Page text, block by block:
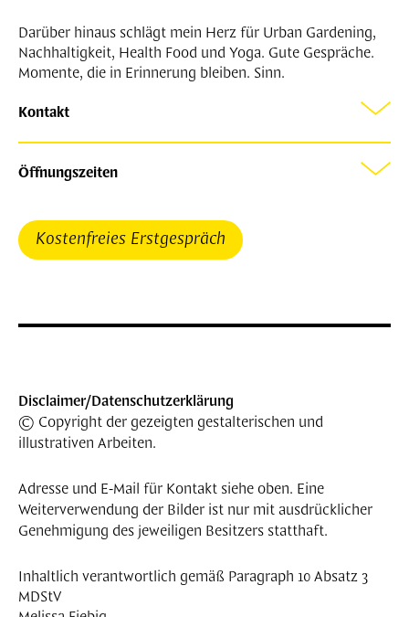
Darüber hinaus schlägt mein Herz für Urban Gardening,
Nachhaltigkeit, Health Food und Yoga. Gute Gespräche.
Momente, die in Erinnerung bleiben. Sinn.
Kontakt
Melissa Fiebig
Grafikdesign und Illustration
Master of Fine Arts
99423 Weimar
Deutschland
Öffnungszeiten
8 bis 15 Uhr
Kostenfreies Erstgespräch
Disclaimer/​Datenschutzerklärung
© Copyright der gezeigten gestalterischen und
illustrativen Arbeiten.
Adresse und E-Mail für Kontakt siehe oben. Eine
Weiterverwendung der Bilder ist nur mit ausdrücklicher
Genehmigung des jeweiligen Besitzers statthaft.
Inhaltlich verantwortlich gemäß Paragraph 10 Absatz 3
MDStV